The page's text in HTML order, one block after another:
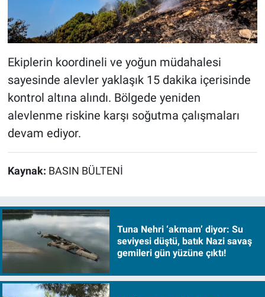
Ekiplerin koordineli ve yoğun müdahalesi
sayesinde alevler yaklaşık 15 dakika içerisinde
kontrol altına alındı. Bölgede yeniden
alevlenme riskine karşı soğutma çalışmaları
devam ediyor.
Kaynak: BASIN BÜLTENİ
Tuna Nehri ‘akmam’ diyor: Su
seviyesi düştü, batık Nazi savaş
gemileri gün yüzüne çıktı!